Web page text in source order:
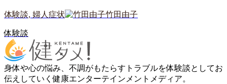
体験談, 婦人症状 竹田由子
体験談
身体や心の悩み、不調がもたらすトラブルを体験談としてお
伝えしていく健康エンターテインメントメディア。